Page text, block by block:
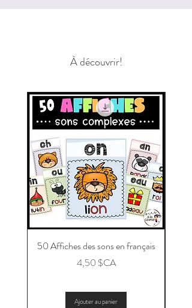
À découvrir!
50 Affiches des sons en français
Prix
4,50 $CA
Ajouter au panier